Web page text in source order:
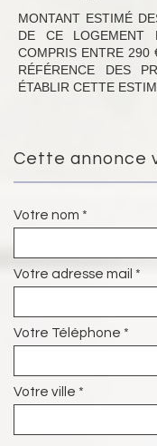
MONTANT ESTIMÉ
DE CE LOGEMENT
COMPRIS ENTRE
RÉFÉRENCE DES
ÉTABLIR CETTE
Cette
Votre nom *
Votre adresse mail *
Votre Téléphone *
Votre ville *